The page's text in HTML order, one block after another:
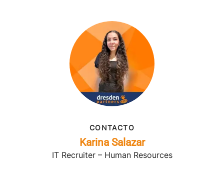
CONTACTO
Karina Salazar
IT Recruiter – Human Resources